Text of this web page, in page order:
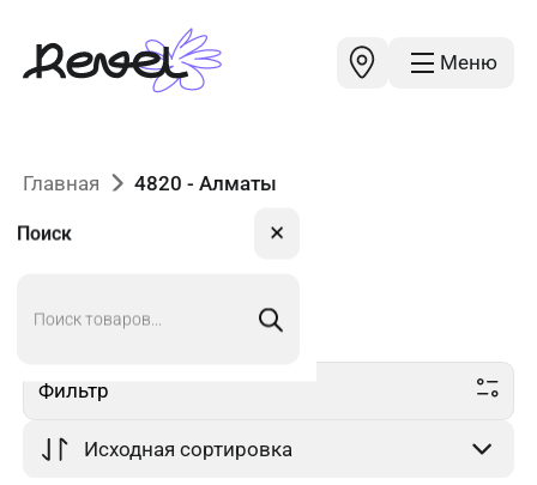
Меню
Поиск ✕
Главная 4820 - Алматы
4820в Алматы
Фильтр